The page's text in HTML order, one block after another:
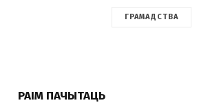
ГРАМАДСТВА
РАІМ ПАЧЫТАЦЬ